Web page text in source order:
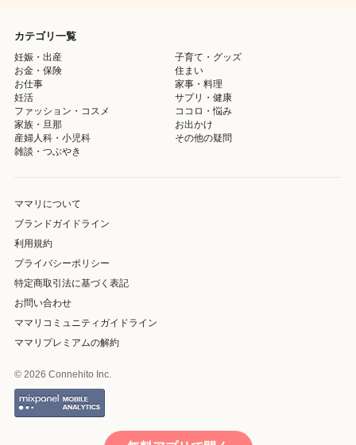
カテゴリ一覧
妊娠・出産
子育て・グッズ
お金・保険
住まい
お仕事
家事・料理
妊活
サプリ・健康
ファッション・コスメ
ココロ・悩み
家族・旦那
お出かけ
産婦人科・小児科
その他の疑問
雑談・つぶやき
ママリについて
ブランドガイドライン
利用規約
プライバシーポリシー
特定商取引法に基づく表記
お問い合わせ
ママリコミュニティガイドライン
ママリプレミアムの解約
© 2026 Connehito Inc.